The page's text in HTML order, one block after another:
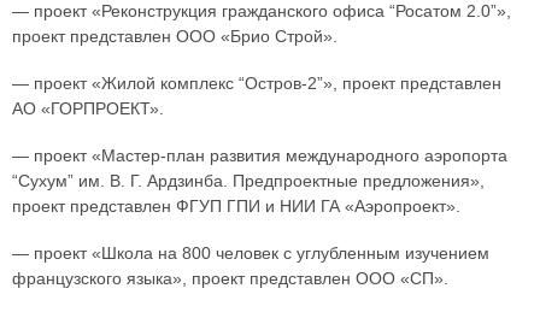
— проект «Реконструкция гражданского офиса “Росатом 2.0”»,
проект представлен ООО «Брио Строй».
— проект «Жилой комплекс “Остров-2”», проект представлен
АО «ГОРПРОЕКТ».
— проект «Мастер-план развития международного аэропорта
“Сухум” им. В. Г. Ардзинба. Предпроектные предложения»,
проект представлен ФГУП ГПИ и НИИ ГА «Аэропроект».
— проект «Школа на 800 человек с углубленным изучением
французского языка», проект представлен ООО «СП».